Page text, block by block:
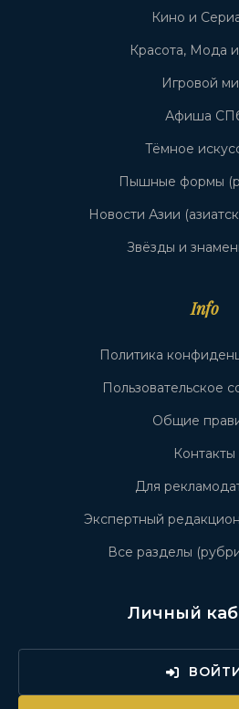
Кино и
Красота, Мода
Игровой
Афиша
Тёмное
Пышные формы
Новости Азии
Звёзды и
Info
Политика
Пользовательское
Общие
Контакты
Для
Экспертный
Все разделы
Личный